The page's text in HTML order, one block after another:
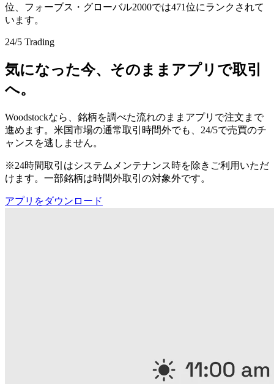
位、フォーブス・グローバル2000では471位にランクされて
います。
24/5 Trading
気になった今、そのままアプリで取引
へ。
Woodstockなら、銘柄を調べた流れのままアプリで注文まで
進めます。米国市場の通常取引時間外でも、24/5で売買のチ
ャンスを逃しません。
※24時間取引はシステムメンテナンス時を除きご利用いただ
けます。一部銘柄は時間外取引の対象外です。
アプリをダウンロード